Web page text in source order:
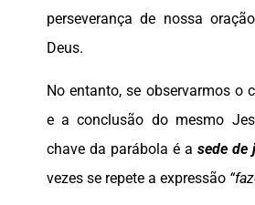
perseverança de nossa
Deus.
No entanto, se observarmos o
e a conclusão do mesmo
chave da parábola é a sede
vezes se repete a expressão